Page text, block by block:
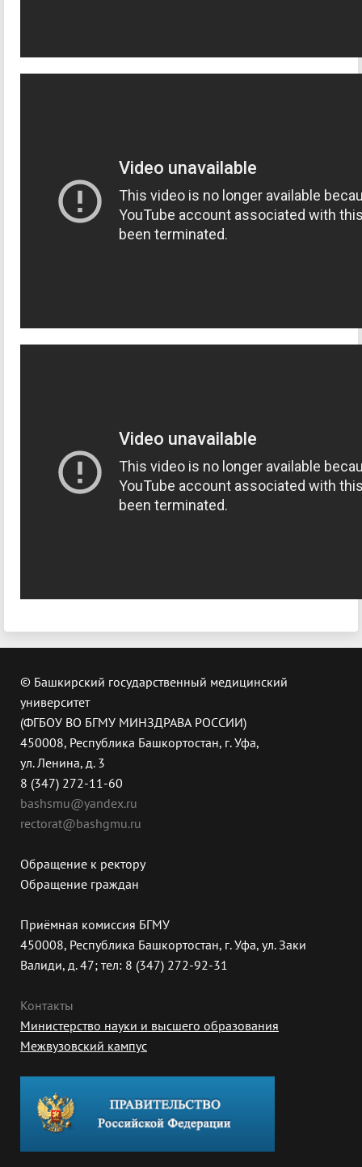
© Башкирский государственный медицинский
университет
(ФГБОУ ВО БГМУ МИНЗДРАВА РОССИИ)
450008, Республика Башкортостан, г. Уфа,
ул. Ленина, д. 3
8 (347) 272-11-60
bashsmu@yandex.ru
rectorat@bashgmu.ru
Обращение к ректору
Обращение граждан
Приёмная комиссия БГМУ
450008, Республика Башкортостан, г. Уфа, ул. Заки
Валиди, д. 47; тел: 8 (347) 272-92-31
Контакты
Министерство науки и высшего образования
Межвузовский кампус